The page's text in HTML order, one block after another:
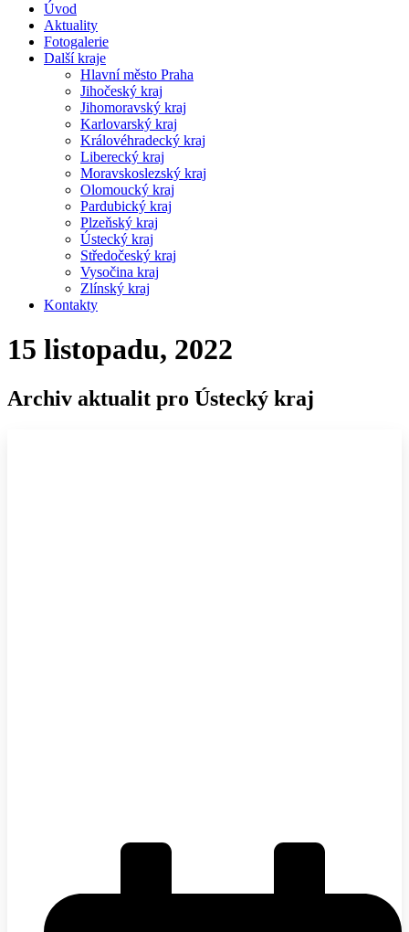
Úvod
Aktuality
Fotogalerie
Další kraje
Hlavní město Praha
Jihočeský kraj
Jihomoravský kraj
Karlovarský kraj
Královéhradecký kraj
Liberecký kraj
Moravskoslezský kraj
Olomoucký kraj
Pardubický kraj
Plzeňský kraj
Ústecký kraj
Středočeský kraj
Vysočina kraj
Zlínský kraj
Kontakty
15 listopadu, 2022
Archiv aktualit pro Ústecký kraj